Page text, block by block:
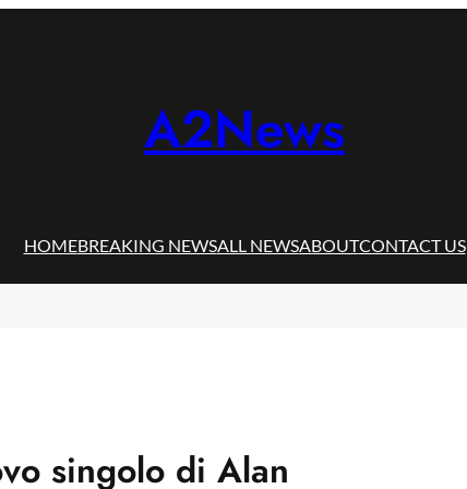
A2News
HOMEBREAKING NEWSALL NEWSABOUTCONTACT US
singolo di Alan